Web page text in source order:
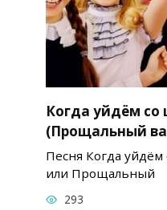
Когда уйдём со
(Прощальный
Песня Когда
или Прощальный
293